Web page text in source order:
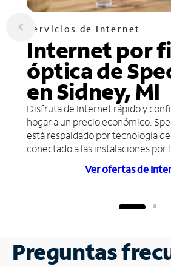
Servicios de Internet
Internet por
óptica de
en Sidney, MI
Disfruta de Internet rápido y
hogar a un precio económico.
está respaldado por tecnología
conectado a las instalaciones por
Ver ofertas de
Preguntas